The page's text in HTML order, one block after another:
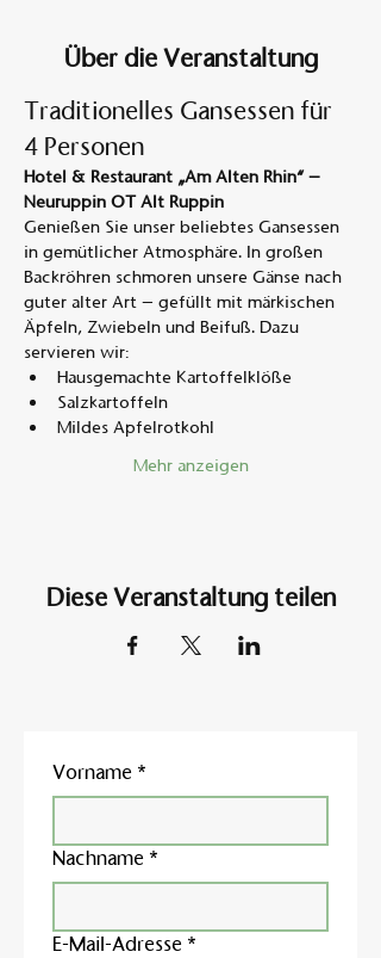
Über die Veranstaltung
Traditionelles Gansessen für
4 Personen
Hotel & Restaurant „Am Alten Rhin“ –
Neuruppin OT Alt Ruppin
Genießen Sie unser beliebtes Gansessen
in gemütlicher Atmosphäre. In großen
Backröhren schmoren unsere Gänse nach
guter alter Art – gefüllt mit märkischen
Äpfeln, Zwiebeln und Beifuß. Dazu
servieren wir:
Hausgemachte Kartoffelklöße
Salzkartoffeln
Mildes Apfelrotkohl
Mehr anzeigen
Diese Veranstaltung teilen
Vorname *
Nachname *
E-Mail-Adresse *